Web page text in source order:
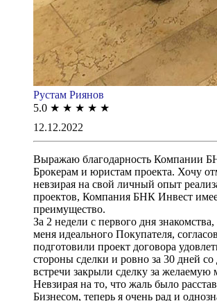
Рустам Риянов
5.0 ★ ★ ★ ★ ★
12.12.2022
Выражаю благодарность Компании
Брокерам и юристам проекта. Хочу
невзирая на свой личный опыт
проектов, Компания БНК Инвест
преимущество.
За 2 недели с первого дня
меня идеального Покупателя,
подготовили проект договора
стороны сделки и ровно за 30 дней
встречи закрыли сделку за желаемую
Невзирая на то, что жаль было
Бизнесом, теперь я очень рад и